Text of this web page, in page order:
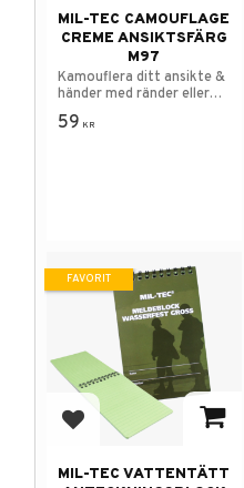
MIL-TEC CAMOUFLAGE
CREME ANSIKTSFÄRG
M97
Kamouflera ditt ansikte &
händer med ränder eller
mönster.
59 KR
Lägg till i favoriter
MIL-TEC VATTENTÄTT
FAVORIT